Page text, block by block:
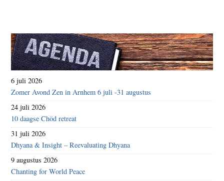
6 juli 2026
Zomer Avond Zen in Arnhem 6 juli -31 augustus
24 juli 2026
10 daagse Chöd retreat
31 juli 2026
Dhyana & Insight – Reevaluating Dhyana
9 augustus 2026
Chanting for World Peace